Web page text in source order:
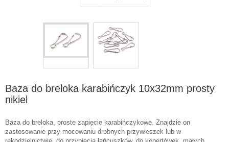
Baza do breloka karabińczyk 10x32mm prosty
nikiel
Baza do breloka, proste zapięcie karabińczykowe. Znajdzie on
zastosowanie przy mocowaniu drobnych przywieszek lub w